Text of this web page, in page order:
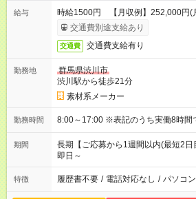
給与
時給1500円 【月収例】252,000円(
交通費別途支給あり
交通費 交通費支給有り
勤務地
群馬県渋川市
渋川駅から徒歩21分
素材系メーカー
勤務時間 8:00～17:00 ※表記のうち実働8時
期間
長期【ご応募から1週間以内(最短2日
即日～
特徴 履歴書不要 / 電話対応なし / パソコ